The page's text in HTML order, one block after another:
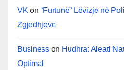
VK on “Furtunë” Lëvizje në
Zgjedhjeve
Business on Hudhra: Aleati
Optimal